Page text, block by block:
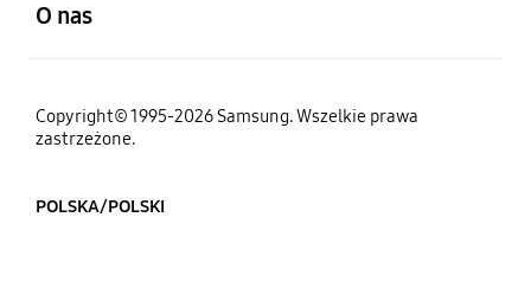
O nas
Copyright© 1995-2026 Samsung. Wszelkie prawa
zastrzeżone.
POLSKA/POLSKI